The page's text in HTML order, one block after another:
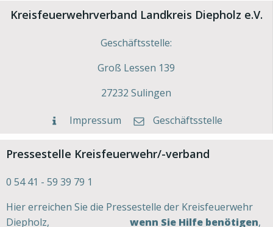
Kreisfeuerwehrverband Landkreis Diepholz e.V.
Geschäftsstelle:
Groß Lessen 139
27232 Sulingen
Impressum Geschäftsstelle
Pressestelle Kreisfeuerwehr/-verband
0 54 41 - 59 39 79 1
Hier erreichen Sie die Pressestelle der Kreisfeuerwehr
Diepholz, wenn Sie Hilfe benötigen,